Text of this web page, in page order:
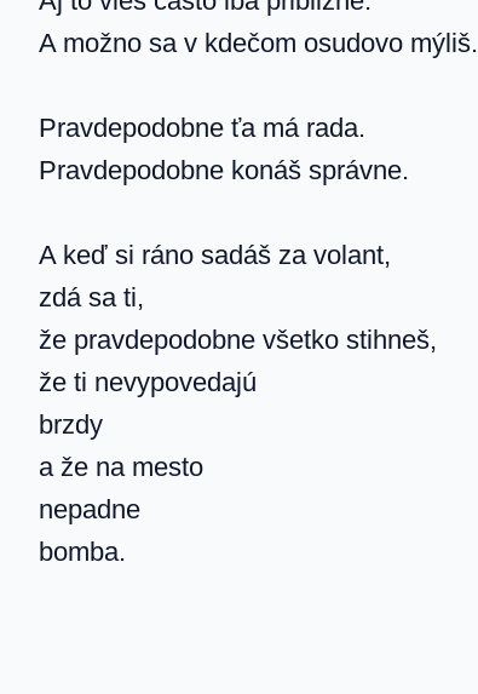
A možno sa v kdečom osudovo mýliš.
Pravdepodobne ťa má rada.
Pravdepodobne konáš správne.
A keď si ráno sadáš za volant,
zdá sa ti,
že pravdepodobne všetko stihneš,
že ti nevypovedajú
brzdy
a že na mesto
nepadne
bomba.